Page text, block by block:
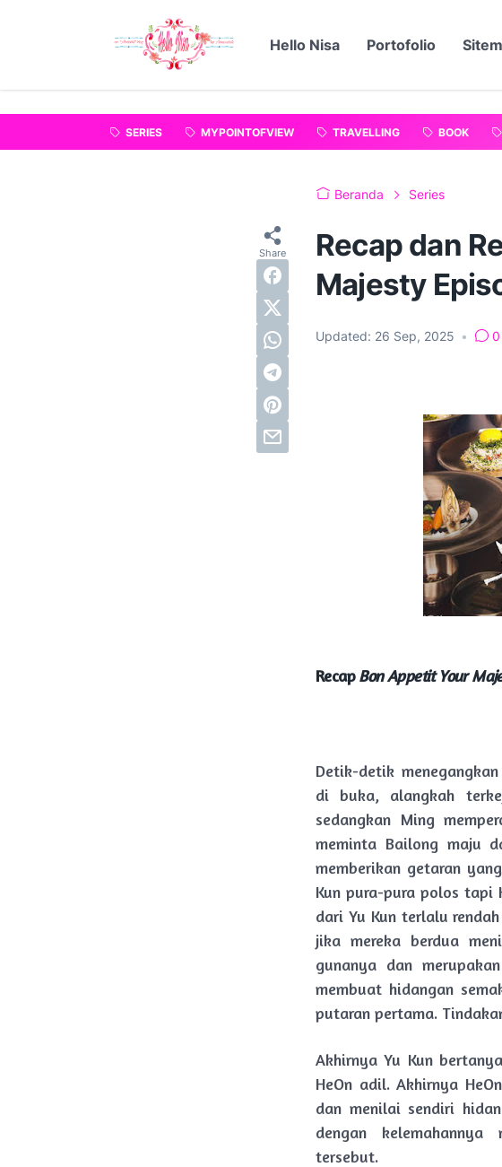
Hello Nisa Portofolio
SERIES MYPOINTOFVIEW TRAVELLING BOOK
Beranda Series
Recap dan
Majesty
Updated: 26 Sep, 2025 • 0
RecapBon Appetit Your
Detik-detik
di buka, alangkah
sedangkan Ming
meminta Bailong maju
memberikan getaran
Kun pura-pura polos tapi
dari Yu Kun terlalu
jika mereka berdua
gunanya dan
membuat hidangan
putaran pertama.
Akhirnya Yu Kun
HeOn adil. Akhirnya
dan menilai sendiri
dengan
tersebut.